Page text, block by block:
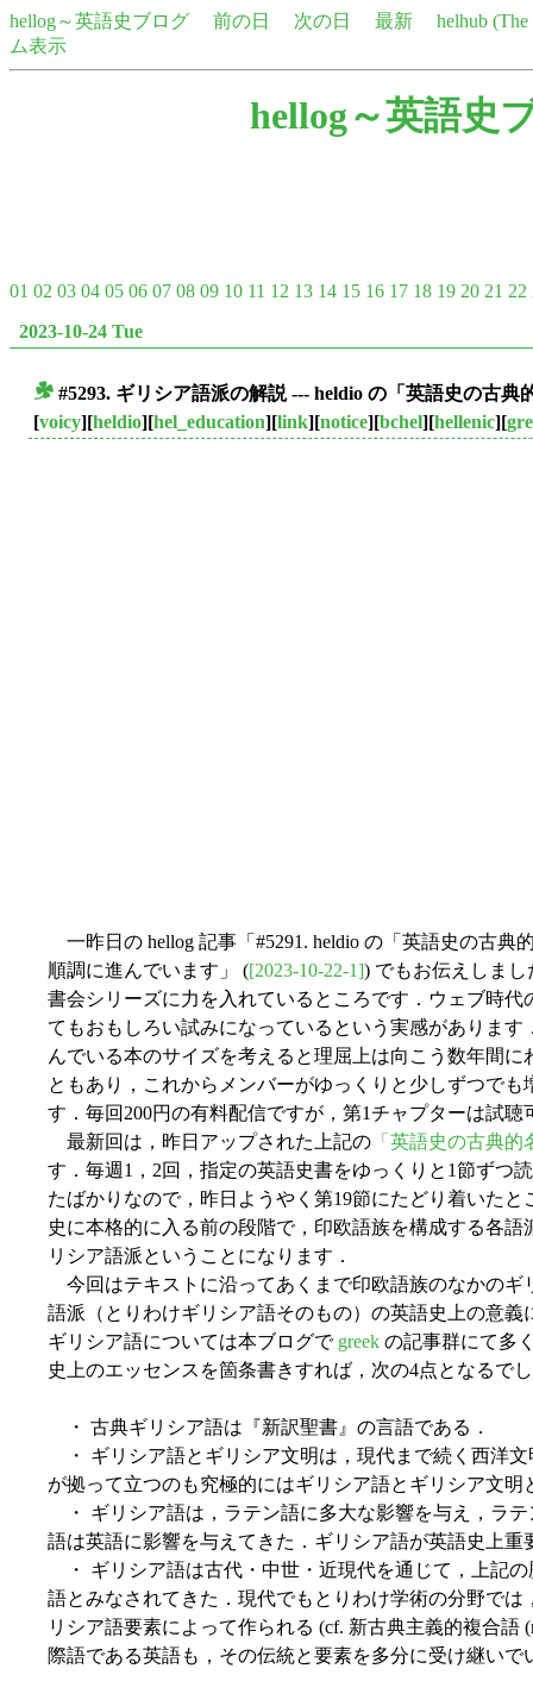
hellog～英語史ブログ 前の日 次の日 最新
helhub
ム表示
hellog～英語史
01 02 03 04 05 06 07 08 09 10 11 12 13 14 15 16 17 18 19 20 21 22
2023-10-24 Tue
#5293. ギリシア語派の解説 --- heldio の「英語史の古典
[voicy][heldio][hel_education][link][notice][bchel][hellenic][
一昨日の hellog 記事「#5291. heldio の「英語史の古典
順調に進んでいます」 ([2023-10-22-1]) でもお伝えしまし
書会シリーズに力を入れているところです．ウェブ時
てもおもしろい試みになっているという実感がありま
んでいる本のサイズを考えると理屈上は向こう数年間
ともあり，これからメンバーがゆっくりと少しずつで
す．毎回200円の有料配信ですが，第1チャプターは試聴
最新回は，昨日アップされた上記の 「英語史の古典的
す．毎週1，2回，指定の英語史書をゆっくりと1節ずつ
たばかりなので，昨日ようやく第19節にたどり着いた
史に本格的に入る前の段階で，印欧語族を構成する各
リシア語派ということになります．
今回はテキストに沿ってあくまで印欧語族のなかのギ
語派（とりわけギリシア語そのもの）の英語史上の意
ギリシア語については本ブログで greek の記事群にて多
史上のエッセンスを箇条書きすれば，次の4点となるで
・ 古典ギリシア語は『新訳聖書』の言語である．
・ ギリシア語とギリシア文明は，現代まで続く西洋
が拠って立つのも究極的にはギリシア語とギリシア文明
・ ギリシア語は，ラテン語に多大な影響を与え，ラ
語は英語に影響を与えてきた．ギリシア語が英語史上
・ ギリシア語は古代・中世・近現代を通じて，上記
語とみなされてきた．現代でもとりわけ学術の分野で
リシア語要素によって作られる (cf. 新古典主義的複合語
際語である英語も，その伝統と要素を多分に受け継いで